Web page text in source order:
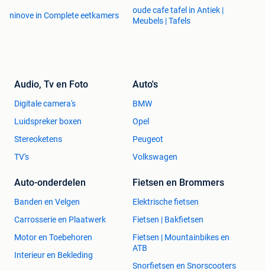
ninove in Complete eetkamers
oude cafe tafel in Antiek |
Meubels | Tafels
Audio, Tv en Foto
Digitale camera's
Luidspreker boxen
Stereoketens
TV's
Auto's
BMW
Opel
Peugeot
Volkswagen
Auto-onderdelen
Banden en Velgen
Carrosserie en Plaatwerk
Motor en Toebehoren
Interieur en Bekleding
Fietsen en Brommers
Elektrische fietsen
Fietsen | Bakfietsen
Fietsen | Mountainbikes en
ATB
Snorfietsen en Snorscooters